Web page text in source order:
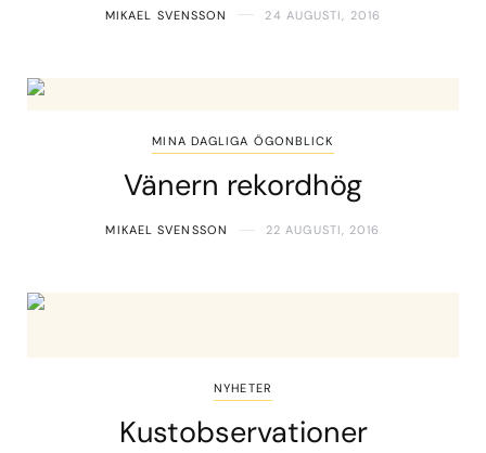
MIKAEL SVENSSON 24 AUGUSTI, 2016
MINA DAGLIGA ÖGONBLICK
Vänern rekordhög
MIKAEL SVENSSON 22 AUGUSTI, 2016
NYHETER
Kustobservationer